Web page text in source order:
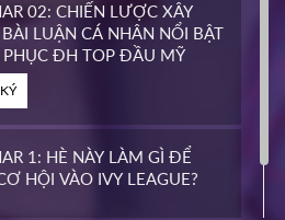
COMMUNITY COLLEGE
02: CHIẾN LƯỢC XÂY
LUẬN CÁ NHÂN NỔI BẬT
PHỤC ĐH TOP ĐẦU MỸ
1: HÈ NÀY LÀM GÌ ĐỂ
HỘI VÀO IVY LEAGUE?